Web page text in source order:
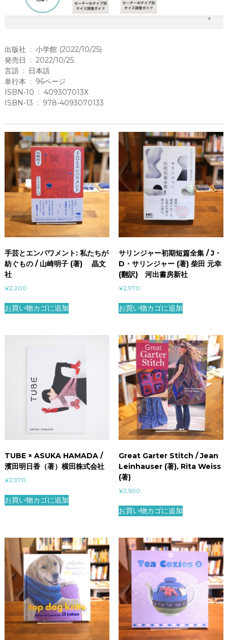
出版社 ‏ : ‎ 小学館 (2022/10/25)
発売日 ‏ : ‎ 2022/10/25
言語 ‏ : ‎ 日本語
単行本 ‏ : ‎ 96ページ
ISBN-10 ‏ : ‎ 409307013X
ISBN-13 ‏ : ‎ 978-4093070133
手芸とエンパワメント: 私たちが
紡ぐもの / 山崎明子 (著) 晶文
社
¥2,200
お買い物カゴに追加
サリンジャー初期短篇全集 / J・
D・サリンジャー (著) 柴田 元幸
(翻訳) 河出書房新社
¥2,970
お買い物カゴに追加
TUBE × ASUKA HAMADA /
濱田明日香（著）横田株式会社
¥2,970
お買い物カゴに追加
Great Garter Stitch / Jean
Leinhauser (著), Rita Weiss
(著)
¥2,500
お買い物カゴに追加